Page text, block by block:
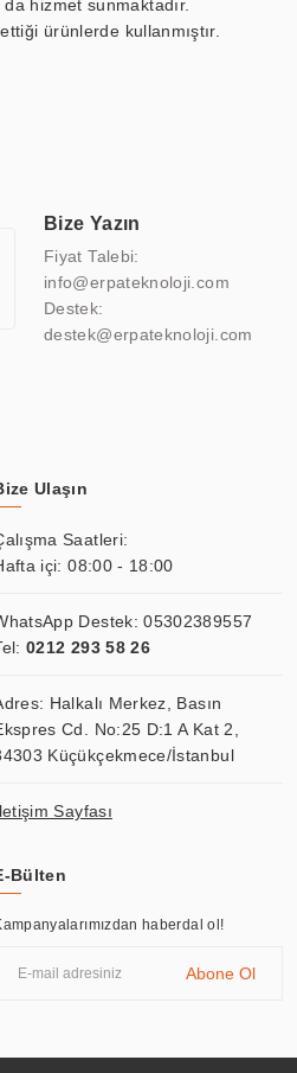
hizmet sunmaktadır.
ürünlerde kullanmıştır.
ekipmanı, uzman kadroları,
Bize Yazın
Fiyat Talebi:
info@erpateknoloji.com
Destek:
destek@erpateknoloji.com
Ulaşın
Saatleri:
içi: 08:00 - 18:00
Destek:05302389557
0212 293 58 26
Halkalı Merkez, Basın
Cd. No:25 D:1 A Kat 2,
Küçükçekmece/İstanbul
Sayfası
Bülten
haberdal ol!
Abone Ol